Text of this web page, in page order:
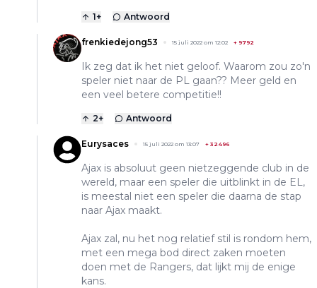
1+ Antwoord
frenkiedejong53 15 juli 2022 om 12:02 + 9792
Ik zeg dat ik het niet geloof. Waarom zou zo'n
speler niet naar de PL gaan?? Meer geld en
een veel betere competitie!!
2+ Antwoord
Eurysaces 15 juli 2022 om 13:07 + 32496
Ajax is absoluut geen nietzeggende club in de
wereld, maar een speler die uitblinkt in de EL,
is meestal niet een speler die daarna de stap
naar Ajax maakt.
Ajax zal, nu het nog relatief stil is rondom hem,
met een mega bod direct zaken moeten
doen met de Rangers, dat lijkt mij de enige
kans.